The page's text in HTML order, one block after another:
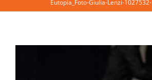
Eutopia_Foto-Giulia-Lenzi-